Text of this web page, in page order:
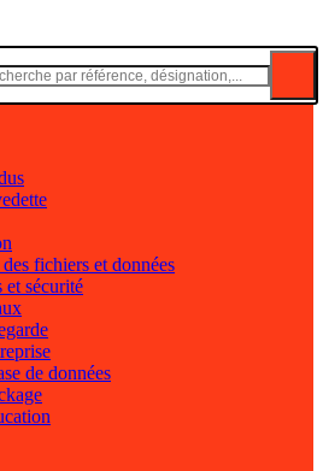
fichiers et données
et sécurité
de données